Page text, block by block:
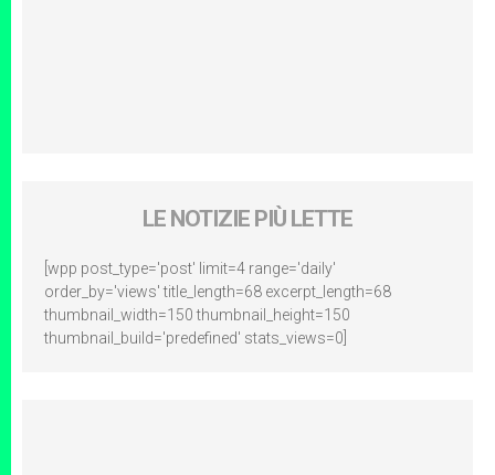
LE NOTIZIE PIÙ LETTE
[wpp post_type='post' limit=4 range='daily'
order_by='views' title_length=68 excerpt_length=68
thumbnail_width=150 thumbnail_height=150
thumbnail_build='predefined' stats_views=0]